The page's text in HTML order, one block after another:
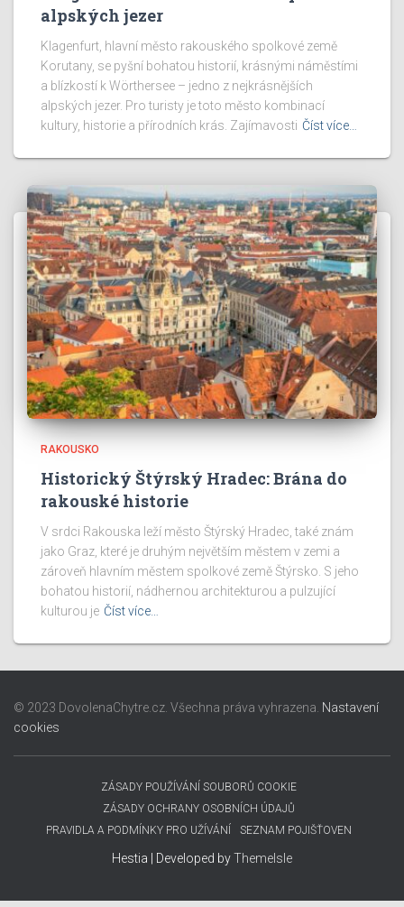
alpských jezer
Klagenfurt, hlavní město rakouského spolkové země
Korutany, se pyšní bohatou historií, krásnými náměstími
a blízkostí k Wörthersee – jedno z nejkrásnějších
alpských jezer. Pro turisty je toto město kombinací
kultury, historie a přírodních krás. Zajímavosti Číst více…
RAKOUSKO
Historický Štýrský Hradec: Brána do
rakouské historie
V srdci Rakouska leží město Štýrský Hradec, také znám
jako Graz, které je druhým největším městem v zemi a
zároveň hlavním městem spolkové země Štýrsko. S jeho
bohatou historií, nádhernou architekturou a pulzující
kulturou je Číst více…
© 2023 DovolenaChytre.cz. Všechna práva vyhrazena. Nastavení
cookies
ZÁSADY POUŽÍVÁNÍ SOUBORŮ COOKIE
ZÁSADY OCHRANY OSOBNÍCH ÚDAJŮ
PRAVIDLA A PODMÍNKY PRO UŽÍVÁNÍ
SEZNAM POJIŠŤOVEN
Hestia | Developed byThemeIsle